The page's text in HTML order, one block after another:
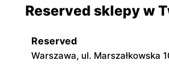
Reserved sklepy w
Reserved
Warszawa, ul. Marszałkowska